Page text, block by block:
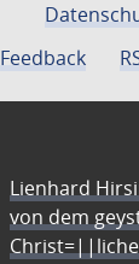
Feedback
Lienhard
von dem